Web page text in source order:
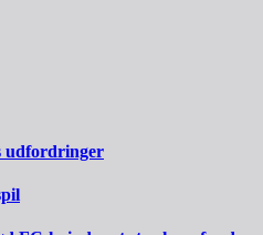
udfordringer